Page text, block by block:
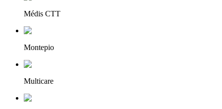
Médis CTT
Montepio
Multicare